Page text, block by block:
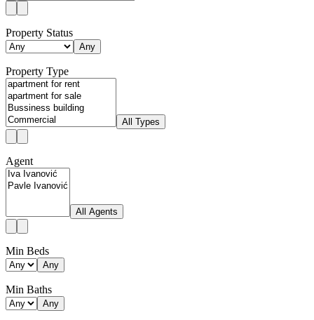
Property Status
Any
Property Type
All Types
Agent
All Agents
Min Beds
Any
Min Baths
Any